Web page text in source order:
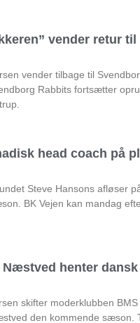
vender retur
vender tilbage til
Rabbits fortsætter
head coach på
Steve Hansons afløser
BK Vejen kan mandag
Næstved henter
skifter moderklubben
den kommende sæson.